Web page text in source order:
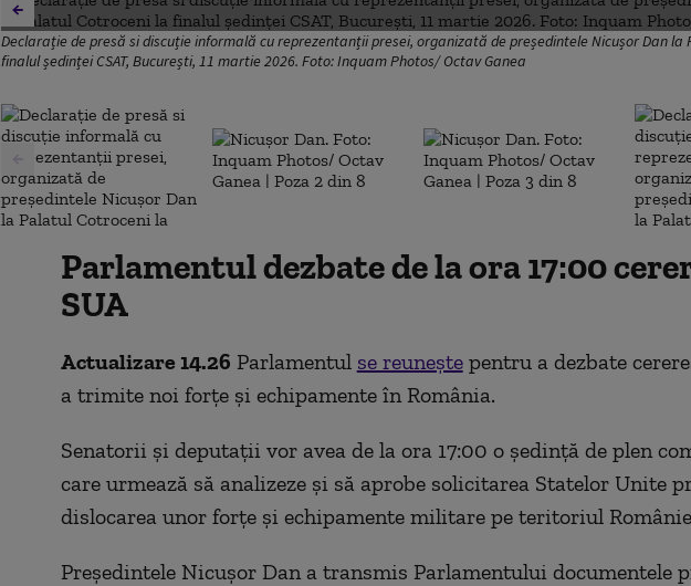
Declarație de presă si discuție informală cu reprezentanții presei, organizată de președintele Nicușor Dan la
finalul ședinței CSAT, București, 11 martie 2026. Foto: Inquam Photos/ Octav Ganea
Parlamentul dezbate de la ora 17:00
SUA
Actualizare 14.26 Parlamentul se reuneștepentru a dezbate
a trimite noi forțe și echipamente în România.
Senatorii și deputații vor avea de la ora 17:00 o ședință de plen
care urmează să analizeze și să aprobe solicitarea Statelor Unite
dislocarea unor forțe și echipamente militare pe teritoriul
Președintele Nicușor Dan a transmis Parlamentului documentele